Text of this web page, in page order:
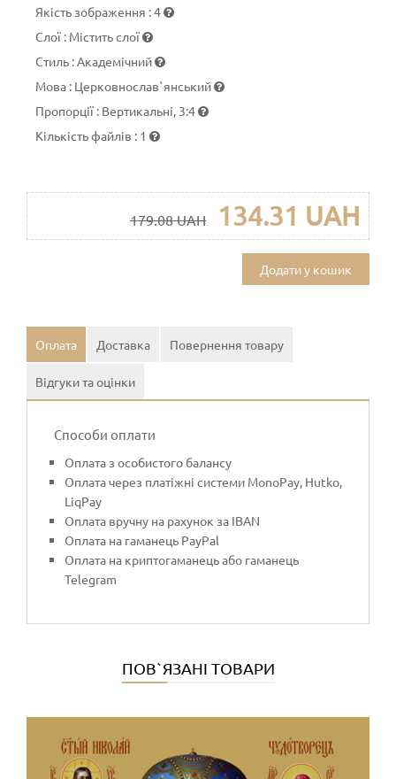
Якість зображення :4
Слої : Містить слої
Стиль :Академічний
Мова : Церковнослав`янський
Пропорції : Вертикальні, 3:4
Кількість файлів : 1
179.08 UAH 134.31 UAH
Додати у кошик
Оплата Доставка Повернення товару
Відгуки та оцінки
Способи оплати
Оплата з особистого балансу
Оплата через платіжні системи MonoPay, Hutko,
LiqPay
Оплата вручну на рахунок за IBAN
Оплата на гаманець PayPal
Оплата на криптогаманець або гаманець
Telegram
ПОВ`ЯЗАНІ ТОВАРИ